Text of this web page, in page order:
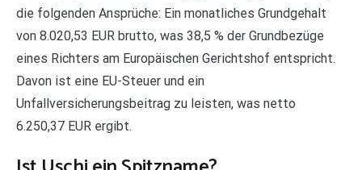
die folgenden Ansprüche: Ein monatliches Grundgehalt
von 8.020,53 EUR brutto, was 38,5 % der Grundbezüge
eines Richters am Europäischen Gerichtshof entspricht.
Davon ist eine EU-Steuer und ein
Unfallversicherungsbeitrag zu leisten, was netto
6.250,37 EUR ergibt.